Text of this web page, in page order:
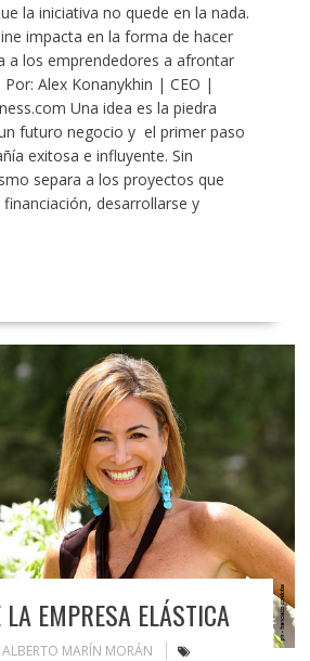
la iniciativa no quede en la nada.
impacta en la forma de hacer
a los emprendedores a afrontar
Alex Konanykhin | CEO |
Una idea es la piedra
futuro negocio y el primer paso
exitosa e influyente. Sin
separa a los proyectos que
desarrollarse y
EMPRESA ELÁSTICA
ALBERTO MARÍN MORÁN